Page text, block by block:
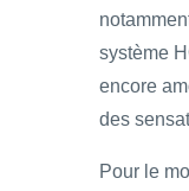
système
encore
des
Pour le